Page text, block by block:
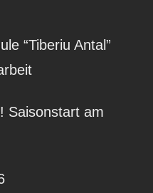
“Tiberiu Antal”
Saisonstart am